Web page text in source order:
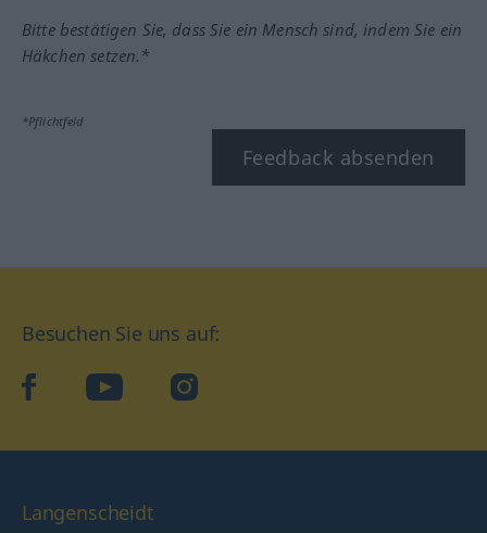
Bitte bestätigen Sie, dass Sie ein Mensch sind, indem Sie ein
Häkchen setzen.*
*Pflichtfeld
Feedback absenden
Besuchen Sie uns auf:
facebookYouTube Instagram
Langenscheidt